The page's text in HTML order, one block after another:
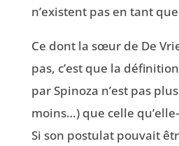
n’existent pas en tant
Ce dont la sœur de De
pas, c’est que la
par Spinoza n’est pas
moins…) que celle
Si son postulat pouvait